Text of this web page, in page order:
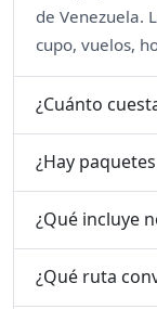
de Venezuela.
cupo, vuelos,
¿Cuánto
¿Hay
¿Qué incluye
¿Qué ruta